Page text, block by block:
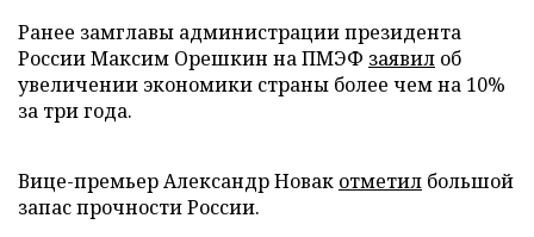
Ранее замглавы администрации президента
России Максим Орешкин на ПМЭФ заявил об
увеличении экономики страны более чем на 10%
за три года.
Вице-премьер Александр Новак отметил большой
запас прочности России.